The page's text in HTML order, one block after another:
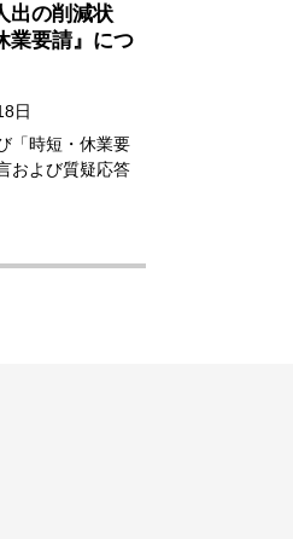
出の削減状
業要請』につ
日
「時短・休業要
および質疑応答